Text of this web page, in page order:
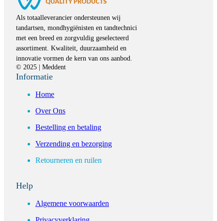
Als totaalleverancier ondersteunen wij
tandartsen, mondhygiënisten en tandtechnici
met een breed en zorgvuldig geselecteerd
assortiment. Kwaliteit, duurzaamheid en
innovatie vormen de kern van ons aanbod.
© 2025 | Meddent
Informatie
Home
Over Ons
Bestelling en betaling
Verzending en bezorging
Retourneren en ruilen
Help
Algemene voorwaarden